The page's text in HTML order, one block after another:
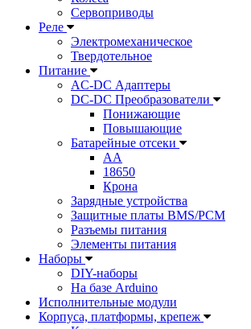
Сервоприводы
Реле
Электромеханическое
Твердотельное
Питание
AC-DC Адаптеры
DC-DC Преобразователи
Понижающие
Повышающие
Батарейные отсеки
AA
18650
Крона
Зарядные устройства
Защитные платы BMS/PCM
Разъемы питания
Элементы питания
Наборы
DIY-наборы
На базе Arduino
Исполнительные модули
Корпуса, платформы, крепеж